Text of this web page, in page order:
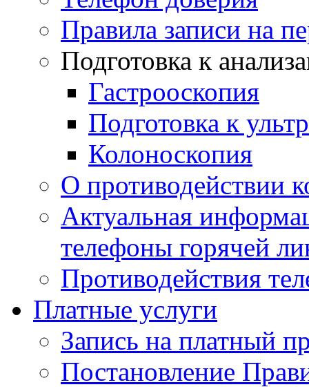
Правила записи на
Подготовка к
Гастрооскопия
Подготовка к
Колоноскопия
О противодействии
Актуальная
телефоны горячей
Противодействия
Платные услуги
Запись на платный
Постановление